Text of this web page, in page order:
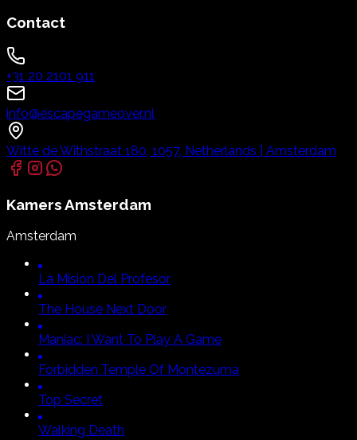
Contact
+31 20 2101 911
info@escapegameover.nl
Witte de Withstraat 180, 1057, Netherlands | Amsterdam
KamersAmsterdam
Amsterdam
La Mision Del Profesor
The House Next Door
Maniac: I Want To Play A Game
Forbidden Temple Of Montezuma
Top Secret
Walking Death